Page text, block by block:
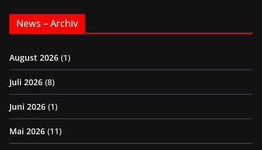
News – Archiv
August 2026 (1)
Juli 2026 (8)
Juni 2026 (1)
Mai 2026 (11)